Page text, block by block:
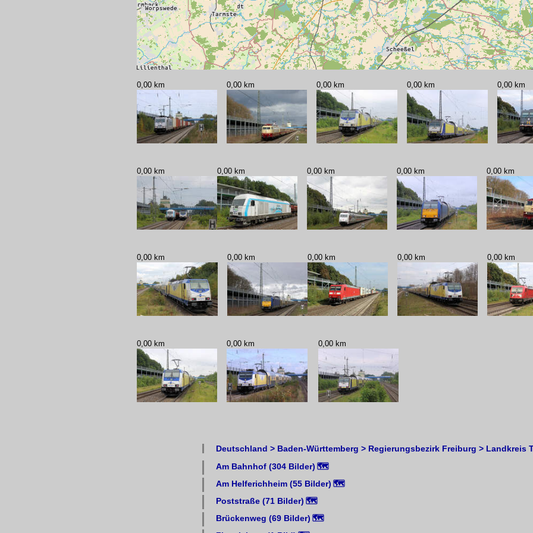
0,00 km 0,00 km 0,00 km 0,00 km 0,00 km
0,00 km 0,00 km 0,00 km 0,00 km 0,00 km
0,00 km 0,00 km 0,00 km 0,00 km 0,00 km
0,00 km 0,00 km 0,00 km
Deutschland > Baden-Württemberg > Regierungsbezirk Freiburg >
Am Bahnhof (304 Bilder) 🗺
Am Helferichheim (55 Bilder) 🗺
Poststraße (71 Bilder) 🗺
Brückenweg (69 Bilder) 🗺